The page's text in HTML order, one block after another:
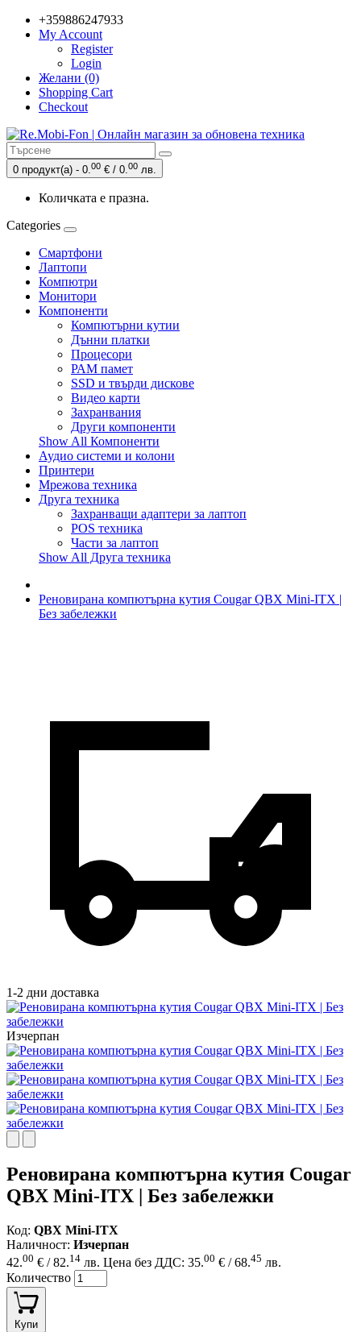
+359886247933
My Account
Register
Login
Желани (0)
Shopping Cart
Checkout
0 продукт(а) - 0.00 € / 0.00 лв.
Количката е празна.
Categories
Смартфони
Лаптопи
Компютри
Монитори
Компоненти
Компютърни кутии
Дънни платки
Процесори
РАМ памет
SSD и твърди дискове
Видео карти
Захранвания
Други компоненти
Show All Компоненти
Аудио системи и колони
Принтери
Мрежова техника
Друга техника
Захранващи адаптери за лаптоп
POS техника
Части за лаптоп
Show All Друга техника
Реновирана компютърна кутия Cougar QBX Mini-ITX |
Без забележки
1-2 дни доставка
Изчерпан
Реновирана компютърна кутия Cougar
QBX Mini-ITX | Без забележки
Код: QBX Mini-ITX
Наличност: Изчерпан
42.00 € / 82.14 лв. Цена без ДДС: 35.00 € / 68.45 лв.
Количество
Купи